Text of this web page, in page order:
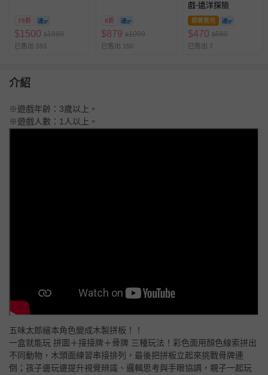
79折
$1500 $1889
已售出 593
8折
$879 $1099
已售出 150
戲-遠洋探險
即將售完
$470 $580
已售出 7
介紹
※遊戲年齡：3歲以上。
※遊戲人數：1人以上。
五味太郎繪本角色變成木製拼板！！
一盒就能玩 拼圖＋接接牌＋骨牌 三種玩法！彩色面用顏色線索拼出
不同動物，木頭面練習串接排列，最後把拼板立起來挑戰骨牌連
倒；孩子邊玩邊提升視覺辨識、邏輯思考與手眼協調，親子一起玩